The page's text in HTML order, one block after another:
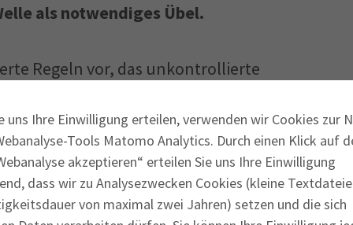
uns Ihre Einwilligung erteilen, verwenden wir Cookies zur
Tools Matomo Analytics. Durch einen Klick auf
akzeptieren“ erteilen Sie uns Ihre Einwilligung
dass wir zu Analysezwecken Cookies (kleine
von maximal zwei Jahren) setzen und die sich
als notwendiges Übel.
Regeln vor, das unkontrollierte
muss endlich klar sein, dass nur eine
beenden wird. Eine generelle Impfpflicht
gelten. Ohne hohe Impfquote gibt es
sondern nur Unsicherheit und
sagt IHK-Präsident Klaus Josef